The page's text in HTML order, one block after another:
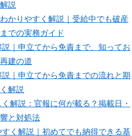
説
かりやすく解説｜受給中でも破産
での実務ガイド
｜申立てから免責まで、知ってお
建の道
｜申立てから免責までの流れと期
解説
解説：官報に何が載る？掲載日・
と対処法
く解説｜初めてでも納得できる基